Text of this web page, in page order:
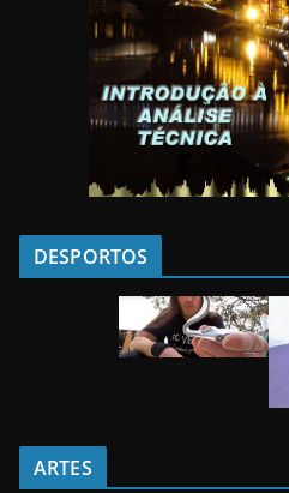
DESPORTOS
ARTES